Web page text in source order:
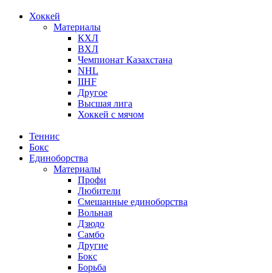
Хоккей
Материалы
КХЛ
ВХЛ
Чемпионат Казахстана
NHL
IIHF
Другое
Высшая лига
Хоккей с мячом
Теннис
Бокс
Единоборства
Материалы
Профи
Любители
Смешанные единоборства
Вольная
Дзюдо
Самбо
Другие
Бокс
Борьба